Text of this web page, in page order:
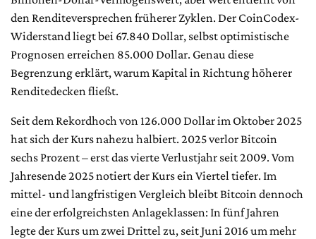
den Renditeversprechen früherer Zyklen. Der CoinCodex-
Widerstand liegt bei 67.840 Dollar, selbst optimistische
Prognosen erreichen 85.000 Dollar. Genau diese
Begrenzung erklärt, warum Kapital in Richtung höherer
Renditedecken fließt.
Seit dem Rekordhoch von 126.000 Dollar im Oktober 2025
hat sich der Kurs nahezu halbiert. 2025 verlor Bitcoin
sechs Prozent – erst das vierte Verlustjahr seit 2009. Vom
Jahresende 2025 notiert der Kurs ein Viertel tiefer. Im
mittel- und langfristigen Vergleich bleibt Bitcoin dennoch
eine der erfolgreichsten Anlageklassen: In fünf Jahren
legte der Kurs um zwei Drittel zu, seit Juni 2016 um mehr